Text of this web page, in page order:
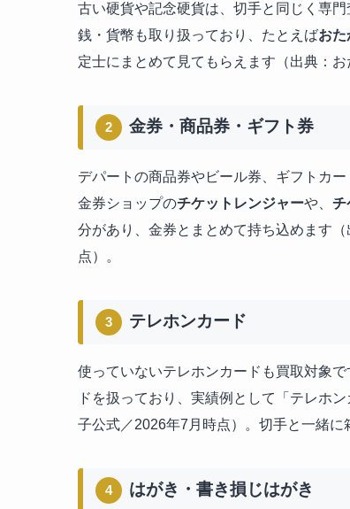
古い硬貨や記念硬貨は、切手と同じく専
銭・貨幣も取り扱っており、たとえばおた
定士にまとめて見てもらえます（出典：
2 金券・商品券・ギフト券
デパートの商品券やビール券、ギフトカ
金券ショップのチケットレンジャーや、 チ
分があり、金券とまとめて持ち込めます
点）。
3 テレホンカード
使っていないテレホンカードも買取対象
ドを扱っており、実績例として「テレホ
子公式／2026年7月時点）。切手と一緒に
4 はがき・書き損じはがき